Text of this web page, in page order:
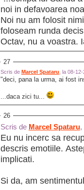
noi in defavoarea
Noi nu am folosit
foloseam runda
Octav, nu a voastra.
27
Scris de Marcel Spataru , la 08-
"deci, pana la urma, ai fost
...daca zici tu...
26
Scris de Marcel Spataru,
Eu nu incerc sa
descris emotiile.
implicati.
Si da, am